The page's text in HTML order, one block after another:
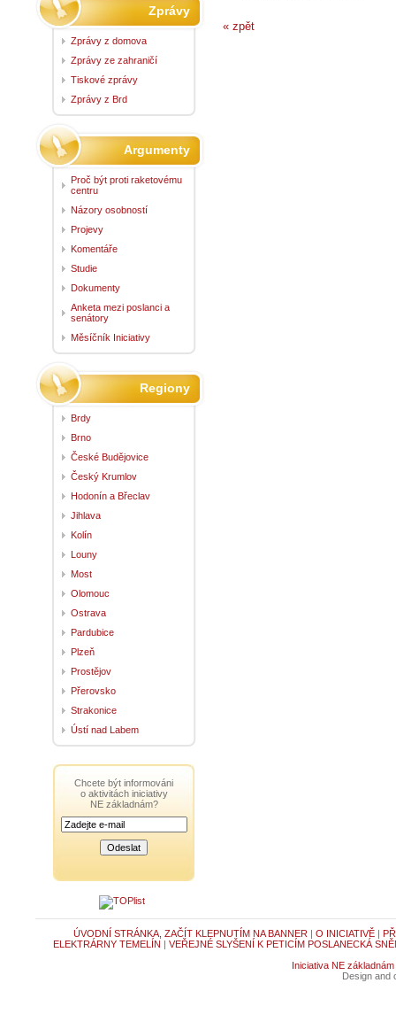
« zpět
Zprávy
Zprávy z domova
Zprávy ze zahraničí
Tiskové zprávy
Zprávy z Brd
Argumenty
Proč být proti raketovému
centru
Názory osobností
Projevy
Komentáře
Studie
Dokumenty
Anketa mezi poslanci a
senátory
Měsíčník Iniciativy
Regiony
Brdy
Brno
České Budějovice
Český Krumlov
Hodonín a Břeclav
Jihlava
Kolín
Louny
Most
Olomouc
Ostrava
Pardubice
Plzeň
Prostějov
Přerovsko
Strakonice
Ústí nad Labem
Chcete být informováni
o aktivitách iniciativy
NE základnám?
ÚVODNÍ STRÁNKA, ZAČÍT KLEPNUTÍM NA BANNER | O INICIATIVĚ|
ELEKTRÁRNY TEMELÍN | VEŘEJNÉ SLYŠENÍ K PETICÍM POSLANECKÁ
Iniciativa NE základnám
Design and